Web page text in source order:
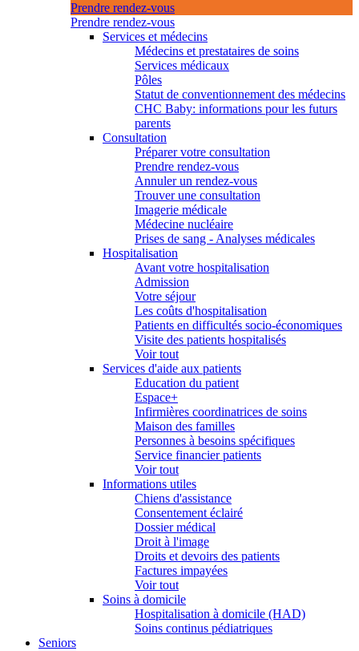
Prendre rendez-vous
Prendre rendez-vous
Services et médecins
Médecins et prestataires de soins
Services médicaux
Pôles
Statut de conventionnement des médecins
CHC Baby: informations pour les futurs
parents
Consultation
Préparer votre consultation
Prendre rendez-vous
Annuler un rendez-vous
Trouver une consultation
Imagerie médicale
Médecine nucléaire
Prises de sang - Analyses médicales
Hospitalisation
Avant votre hospitalisation
Admission
Votre séjour
Les coûts d'hospitalisation
Patients en difficultés socio-économiques
Visite des patients hospitalisés
Voir tout
Services d'aide aux patients
Education du patient
Espace+
Infirmières coordinatrices de soins
Maison des familles
Personnes à besoins spécifiques
Service financier patients
Voir tout
Informations utiles
Chiens d'assistance
Consentement éclairé
Dossier médical
Droit à l'image
Droits et devoirs des patients
Factures impayées
Voir tout
Soins à domicile
Hospitalisation à domicile (HAD)
Soins continus pédiatriques
Seniors